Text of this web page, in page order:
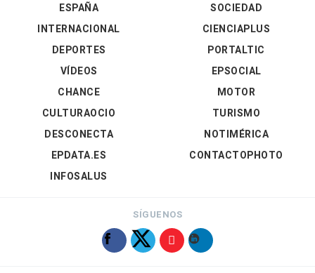
ESPAÑA
INTERNACIONAL
DEPORTES
VÍDEOS
SOCIEDAD
CIENCIAPLUS
PORTALTIC
EPSOCIAL
CHANCE
CULTURAOCIO
DESCONECTA
EPDATA.ES
INFOSALUS
MOTOR
TURISMO
NOTIMÉRICA
CONTACTOPHOTO
SÍGUENOS